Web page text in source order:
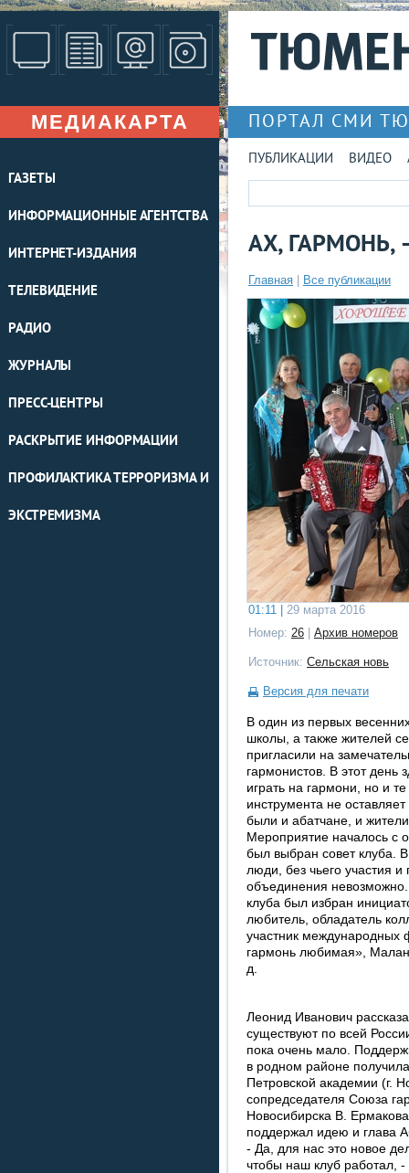
МЕДИАКАРТА
ГАЗЕТЫ
ИНФОРМАЦИОННЫЕ АГЕНТСТВА
ИНТЕРНЕТ-ИЗДАНИЯ
ТЕЛЕВИДЕНИЕ
РАДИО
ЖУРНАЛЫ
ПРЕСС-ЦЕНТРЫ
РАСКРЫТИЕ ИНФОРМАЦИИ
ПРОФИЛАКТИКА ТЕРРОРИЗМА И
ЭКСТРЕМИЗМА
ПОРТАЛ СМИ
ПУБЛИКАЦИИ ВИДЕО
АХ, ГАРМОНЬ,
Главная Все публикации
01:11 |
29 марта 2016
Номер: 26 Архив номеров
Источник: Сельская новь
Версия для печати
В один из первых
школы, а также жителей
пригласили на
гармонистов. В этот день
играть на гармони, но и
инструмента не
были и абатчане, и
Мероприятие началось с
был выбран совет клуба.
люди, без чьего участия
объединения
клуба был избран
любитель, обладатель
участник международных
гармонь любимая»,
д.
Леонид Иванович
существуют по всей
пока очень мало.
в родном районе
Петровской академии (г.
сопредседателя Союза
Новосибирска В.
поддержал идею и глава
- Да, для нас это новое
чтобы наш клуб работал,